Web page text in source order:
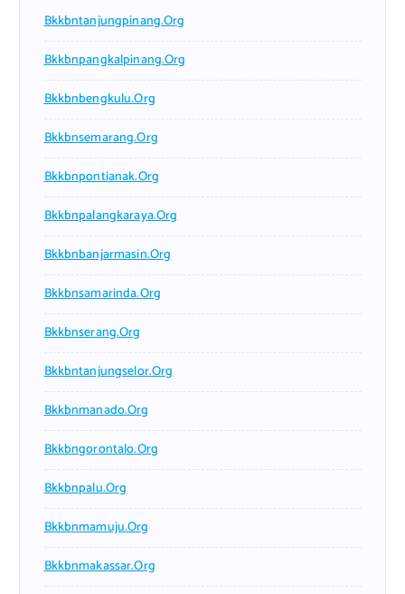
Bkkbntanjungpinang.org
Bkkbnpangkalpinang.org
Bkkbnbengkulu.org
Bkkbnsemarang.org
Bkkbnpontianak.org
Bkkbnpalangkaraya.org
Bkkbnbanjarmasin.org
Bkkbnsamarinda.org
Bkkbnserang.org
Bkkbntanjungselor.org
Bkkbnmanado.org
Bkkbngorontalo.org
Bkkbnpalu.org
Bkkbnmamuju.org
Bkkbnmakassar.org